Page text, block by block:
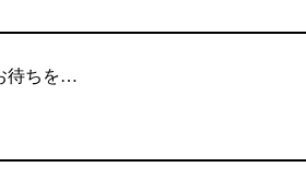
待ちを…